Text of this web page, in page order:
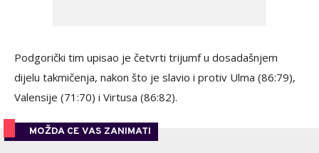
Podgorički tim upisao je četvrti trijumf u dosadašnjem
dijelu takmičenja, nakon što je slavio i protiv Ulma (86:79),
Valensije (71:70) i Virtusa (86:82).
MOŽDA CE VAS ZANIMATI